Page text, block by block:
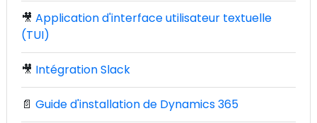
🎥 Application d'interface utilisateur textuelle
(TUI)
🎥 Intégration Slack
📄 Guide d'installation de Dynamics 365